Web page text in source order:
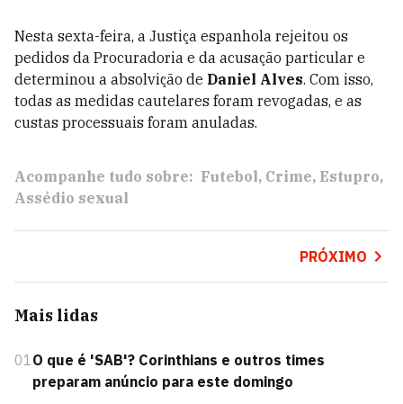
Nesta sexta-feira, a Justiça espanhola rejeitou os
pedidos da Procuradoria e da acusação particular e
determinou a absolvição de Daniel Alves. Com isso,
todas as medidas cautelares foram revogadas, e as
custas processuais foram anuladas.
Acompanhe tudo sobre: Futebol Crime Estupro
Assédio sexual
PRÓXIMO
Mais lidas
01O que é 'SAB'? Corinthians e outros times
preparam anúncio para este domingo